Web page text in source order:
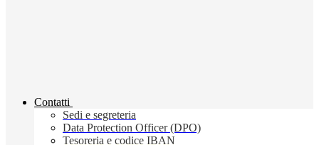
Contatti
Sedi e segreteria
Data Protection Officer (DPO)
Tesoreria e codice IBAN